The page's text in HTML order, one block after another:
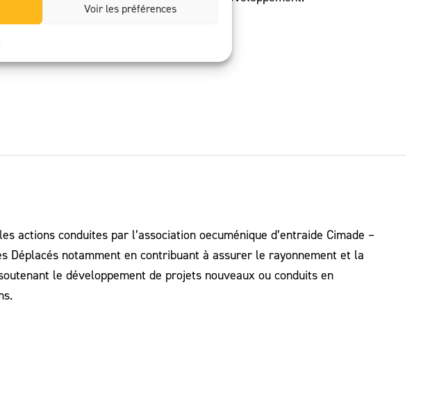
Voir les préférences
actions conduites par l’association oecuménique d’entraide Cimade –
Déplacés notamment en contribuant à assurer le rayonnement et la
le développement de projets nouveaux ou conduits en